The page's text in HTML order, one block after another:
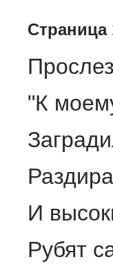
Страница
"К
И
Рубят